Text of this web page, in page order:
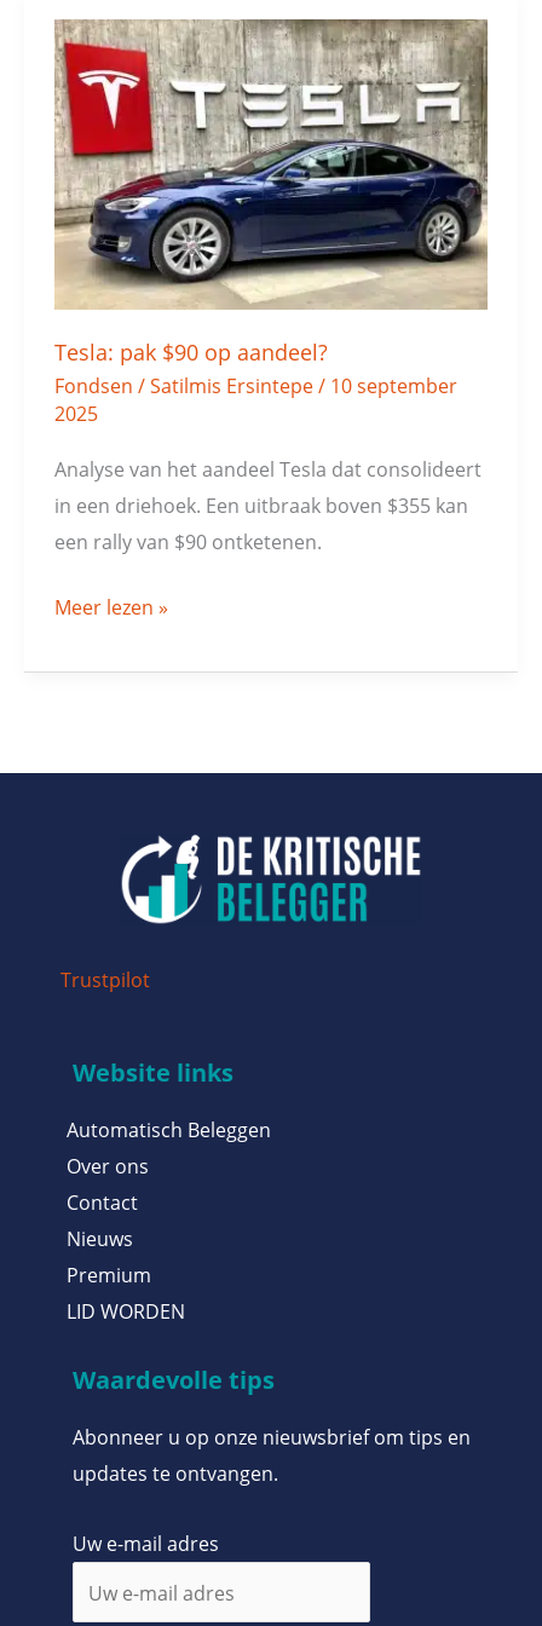
Tesla: pak $90 op aandeel?
Fondsen /Satilmis Ersintepe/ 10 september
2025
Analyse van het aandeel Tesla dat consolideert
in een driehoek. Een uitbraak boven $355 kan
een rally van $90 ontketenen.
Tesla:
pak
$90
op
aandeel?
Meer lezen »
Trustpilot
Website links
Automatisch Beleggen
Over ons
Contact
Nieuws
Premium
LID WORDEN
Waardevolle tips
Abonneer u op onze nieuwsbrief om tips en
updates te ontvangen.
Uw e-mail adres